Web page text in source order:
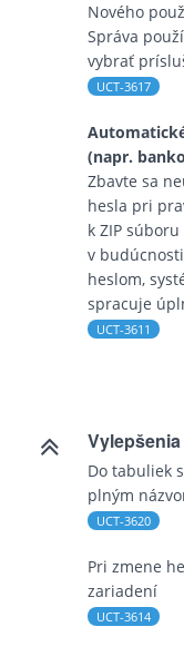
Nového
Správa
vybrať
UCT-3617
(napr.
Zbavte sa
hesla pri
k ZIP
v
heslom,
spracuje
UCT-3611
Vylepšenia
Do tabuliek
plným
UCT-3620
Pri zmene
zariadení
UCT-3614